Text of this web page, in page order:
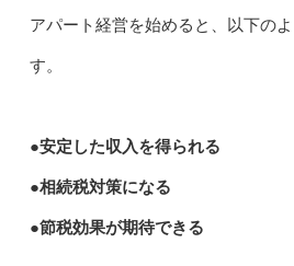
アパート経営を始めると、以下の
す。
●安定した収入を得られる
●相続税対策になる
●節税効果が期待できる